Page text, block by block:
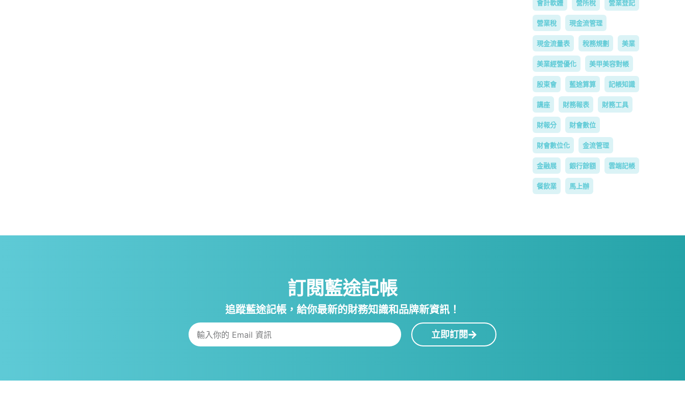
會計軟體 營所稅 營業登記
營業稅 現金流管理
現金流量表 稅務規劃 美業
美業經營優化 美甲美容對帳
股東會 藍途算算 記帳知識
講座 財務報表 財務工具
財報分 財會數位
財會數位化 金流管理
金融展 銀行餘額 雲端記帳
餐飲業 馬上辦
訂閱藍途記帳
追蹤藍途記帳，給你最新的財務知識和品牌新資訊！
立即訂閱